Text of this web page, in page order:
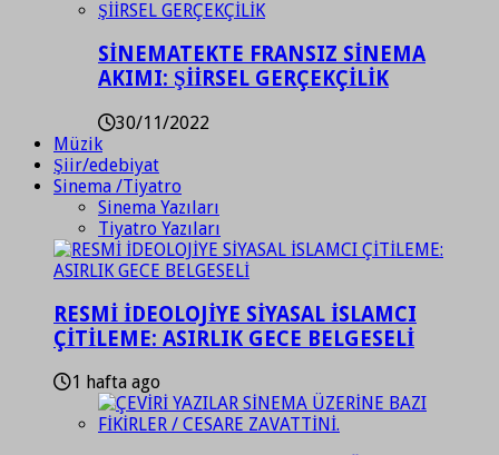
SİNEMATEKTE FRANSIZ SİNEMA
AKIMI: ŞİİRSEL GERÇEKÇİLİK
30/11/2022
Müzik
Şiir/edebiyat
Sinema /Tiyatro
Sinema Yazıları
Tiyatro Yazıları
RESMİ İDEOLOJİYE SİYASAL İSLAMCI
ÇİTİLEME: ASIRLIK GECE BELGESELİ
1 hafta ago